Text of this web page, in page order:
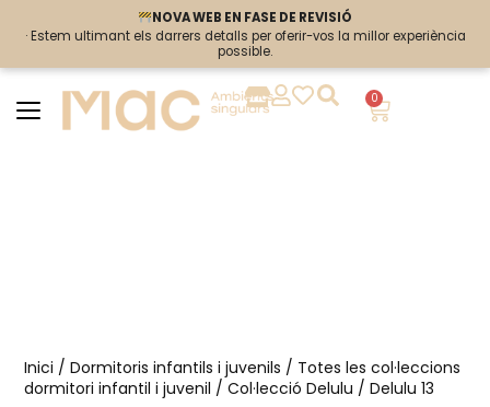
NOVA WEB EN FASE DE REVISIÓ
· Estem ultimant els darrers detalls per oferir-vos la millor experiència
possible.
NOVA WEB EN FASE DE REVISIÓ
· Estem ultimant els darrers detalls per oferir-vos la millor experiència
possible.
0
Inici /Dormitoris infantils i juvenils / Totes les col·leccions
dormitori infantil i juvenil /Col·lecció Delulu / Delulu 13